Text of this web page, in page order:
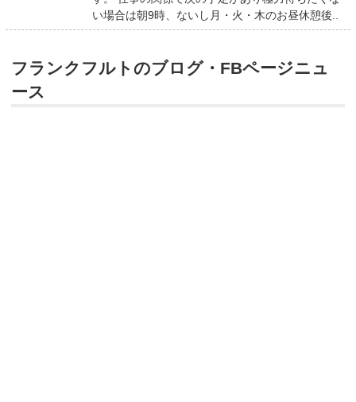
い場合は朝9時、ないし月・火・木のお昼休憩後..
フランクフルトのブログ・FBページニュ
ース